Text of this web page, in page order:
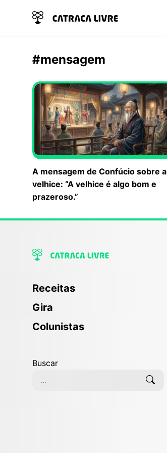
#mensagem
A mensagem de Confúcio sobre a
velhice: “A velhice é algo bom e
prazeroso.”
Receitas
Gira
Colunistas
Buscar